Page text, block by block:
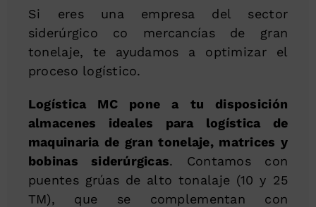
Si eres una empresa del sector
siderúrgico co mercancías de gran
tonelaje, te ayudamos a optimizar el
proceso logístico.
Logística MC pone a tu disposición
almacenes ideales para logística de
maquinaria de gran tonelaje, matrices y
bobinas siderúrgicas. Contamos con
puentes grúas de alto tonalaje (10 y 25
TM), que se complementan con